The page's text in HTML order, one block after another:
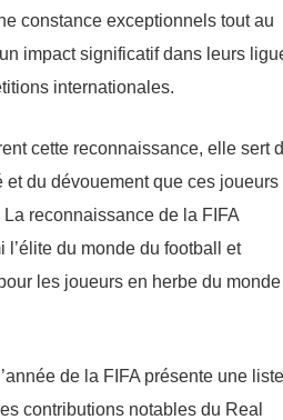
constance exceptionnels tout au
impact significatif dans leurs
internationales.
cette reconnaissance, elle sert
et du dévouement que ces joueurs
reconnaissance de la FIFA
l’élite du monde du football et
les joueurs en herbe du monde
de la FIFA présente une liste
contributions notables du Real